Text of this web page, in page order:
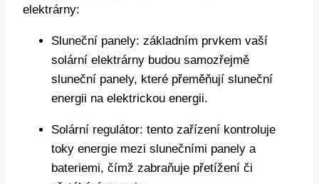
elektrárny:
Sluneční panely: základním prvkem vaší
solární elektrárny budou samozřejmě
sluneční panely, které přeměňují sluneční
energii na elektrickou energii.
Solární regulátor: tento zařízení kontroluje
toky energie mezi slunečními panely a
bateriemi, čímž zabraňuje přetížení či